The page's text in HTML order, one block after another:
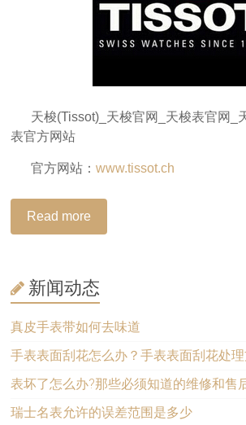
天梭(Tissot)_天梭官网_天梭表官网_
表官方网站
官方网站：www.tissot.ch
Read more
新闻动态
真皮手表带如何去味道
手表表面刮花怎么办？手表表面刮花处
表坏了怎么办?那些必须知道的维修和售
瑞士名表允许的误差范围是多少